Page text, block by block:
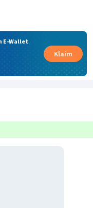
E-Wallet
Klaim